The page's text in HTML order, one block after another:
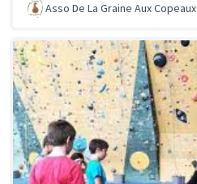
Asso De La Graine Aux Copeaux